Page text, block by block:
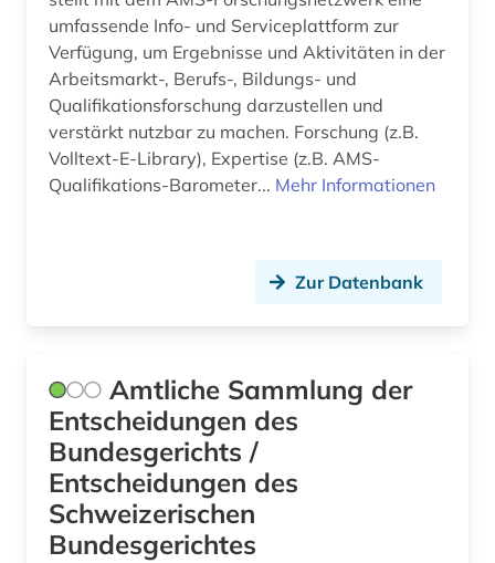
eisenbahn (1)
elektronische zeitschrift (6)
elektronisches buch (20)
empfehlung (1)
enteignung (1)
entgeltordnung (1)
entgeltsystem (1)
entscheide (1)
umfassende Info- und Serviceplattform zur
Verfügung, um Ergebnisse und Aktivitäten in der
Arbeitsmarkt-, Berufs-, Bildungs- und
Qualifikationsforschung darzustellen und
verstärkt nutzbar zu machen. Forschung (z.B.
Volltext-E-Library), Expertise (z.B. AMS-
Qualifikations-Barometer... Mehr Informationen
Zur Datenbank
Amtliche Sammlung der
Entscheidungen des
Bundesgerichts /
Entscheidungen des
Schweizerischen
Bundesgerichtes